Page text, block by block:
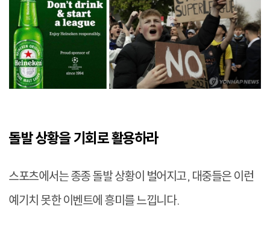
돌발 상황을 기회로 활용하라
스포츠에서는 종종 돌발 상황이 벌어지고, 대중들은 이런
예기치 못한 이벤트에 흥미를 느낍니다.